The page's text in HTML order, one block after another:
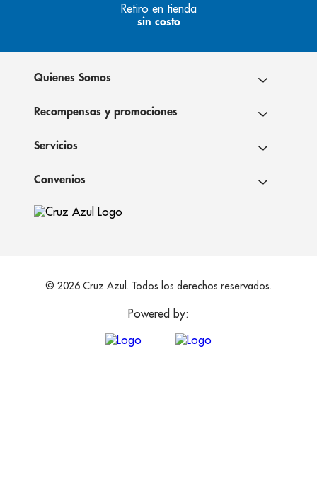
Retiro en tienda
sin costo
Quienes Somos
Recompensas y promociones
Servicios
Convenios
© 2026 Cruz Azul. Todos los derechos reservados.
Powered by: